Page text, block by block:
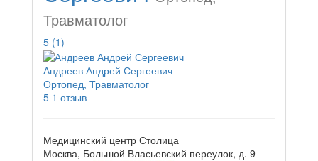
Травматолог
5 (1)
Андреев Андрей Сергеевич
Ортопед, Травматолог
5 1 отзыв
Медицинский центр Столица
Москва, Большой Власьевский переулок, д. 9